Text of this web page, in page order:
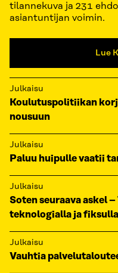
tilannekuva ja 231
asiantuntijan voimin.
Lue
Julkaisu
Koulutuspolitiikan
nousuun
Julkaisu
Paluu huipulle vaatii
Julkaisu
Soten seuraava askel
teknologialla ja
Julkaisu
Vauhtia